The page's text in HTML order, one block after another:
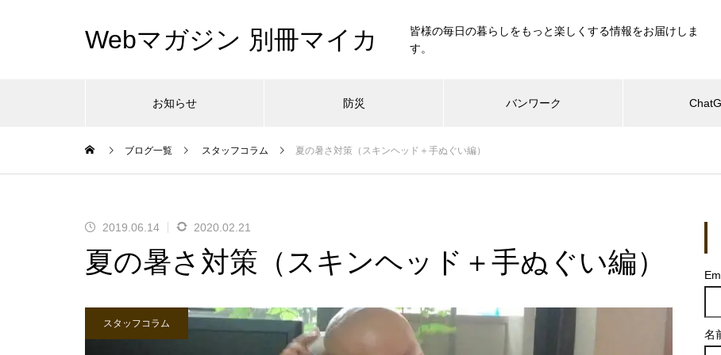
Webマガジン 別冊マイカ
皆様の毎日の暮らしをもっと楽しくする情報をお届けしま
す。
お知らせ 防災 バンワーク
ブログ一覧 スタッフコラム 夏の暑さ対策（スキンヘッド＋手ぬぐい編）
2019.06.14 2020.02.21
夏の暑さ対策（スキンヘッド＋手ぬぐい編）
スタッフコラム
名